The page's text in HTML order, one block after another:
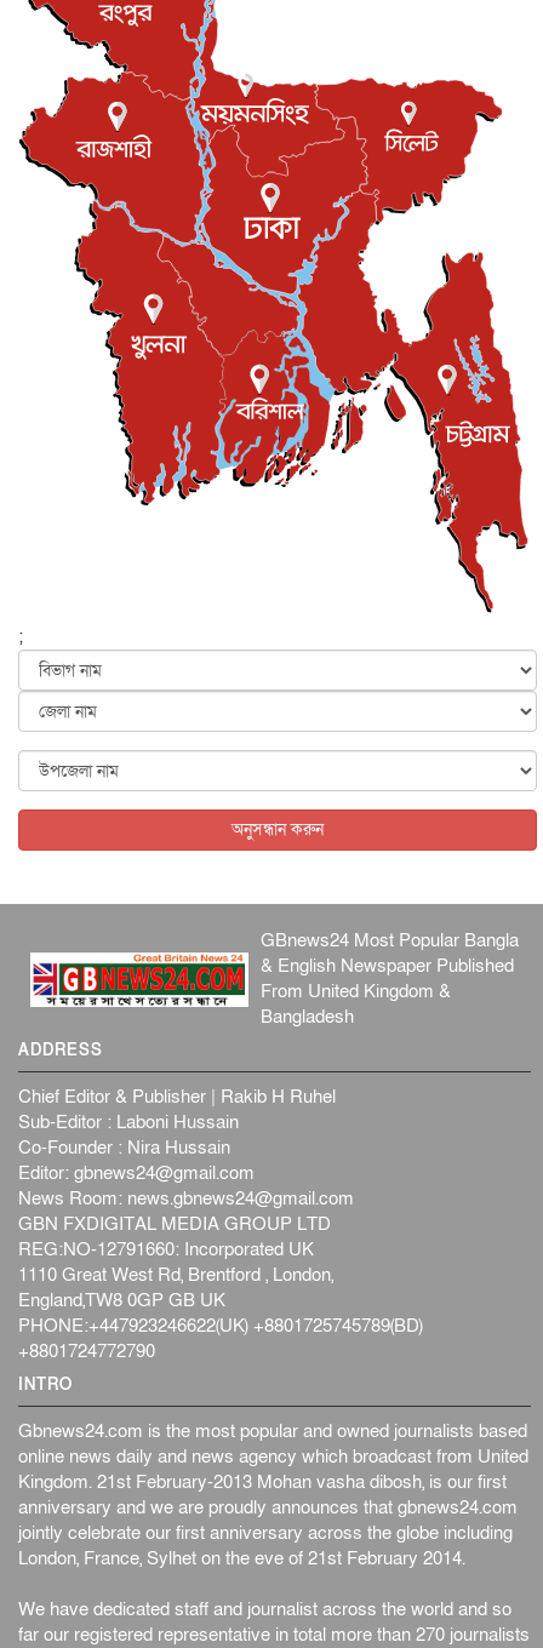
বস্তিতে কেটেছে শৈশব, আজ মুম্বাইয়ে দুই বাড়ির মালিক
বিনোদন ৬ আগস্ট, ২০২৬
যুক্তরাজ্যে বসবাসরত জাতীয়তাবাদী কুলাউড়াবাসীর মত বিনিময়
সভা...
ইউকে কমিউনিটি ৫ আগস্ট, ২০২৬
প্রধানমন্ত্রীকে সৌদি আরব সফরের আমন্ত্রণ
জাতীয় ৫ আগস্ট, ২০২৬
জুলাই গণ-অভ্যুত্থান দিবস আজ, স্মরণে দেশজুড়ে কর্মসূচি
জাতীয় ৫ আগস্ট, ২০২৬
জনগণ পরিবর্তন চেয়েছে বলেই জুলাই আন্দোলন সফল :
৫ আগস্ট, ২০২৬
বেনজীর আহমেদের সঙ্গে পরীমনির ঘনিষ্ঠ সম্পর্ক ছিল : নাসির
মাহম...
জাতীয় ৫ আগস্ট, ২০২৬
হরমুজ নিয়ে ইরান-মার্কিন চুক্তি হতে পারে আজ : মার্কিন অর্থমন...
৫ আগস্ট, ২০২৬
পৃথিবীর দিকে আসছে বিধ্বংসী বস্তু, পারমাণবিক বোমা দিয়ে করা
আন্তর্জাতিক ৫ আগস্ট, ২০২৬
কেনিয়ায় ১৫ হাতির রহস্যজনক মৃত্যু, সন্দেহের মুখে কীটনাশকের
আন্তর্জাতিক ৫ আগস্ট, ২০২৬
;
অনুসন্ধান করুন
GBnews24 Most Popular Bangla
& English Newspaper Published
From United Kingdom &
Bangladesh
ADDRESS
Chief Editor & Publisher | Rakib H Ruhel
Sub-Editor : Laboni Hussain
Co-Founder : Nira Hussain
Editor: gbnews24@gmail.com
News Room: news.gbnews24@gmail.com
GBN FXDIGITAL MEDIA GROUP LTD
REG:NO-12791660: Incorporated UK
1110 Great West Rd, Brentford , London,
England,TW8 0GP GB UK
PHONE:+447923246622(UK) +8801725745789(BD)
+8801724772790
INTRO
Gbnews24.com is the most popular and owned journalists based
online news daily and news agency which broadcast from United
Kingdom. 21st February-2013 Mohan vasha dibosh, is our first
anniversary and we are proudly announces that gbnews24.com
jointly celebrate our first anniversary across the globe including
London, France, Sylhet on the eve of 21st February 2014.
We have dedicated staff and journalist across the world and so
far our registered representative in total more than 270 journalists